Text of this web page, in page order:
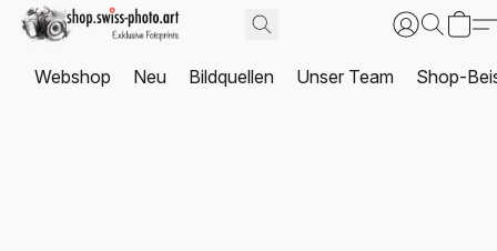
Webshop Neu Bildquellen Unser Team Shop-